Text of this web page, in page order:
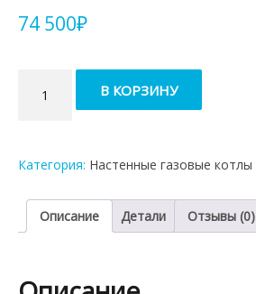
74 500₽
товара
Настенный
28
Haier
ProLine
В КОРЗИНУ
Категория: Настенные газовые котлы
Описание Детали Отзывы (0)